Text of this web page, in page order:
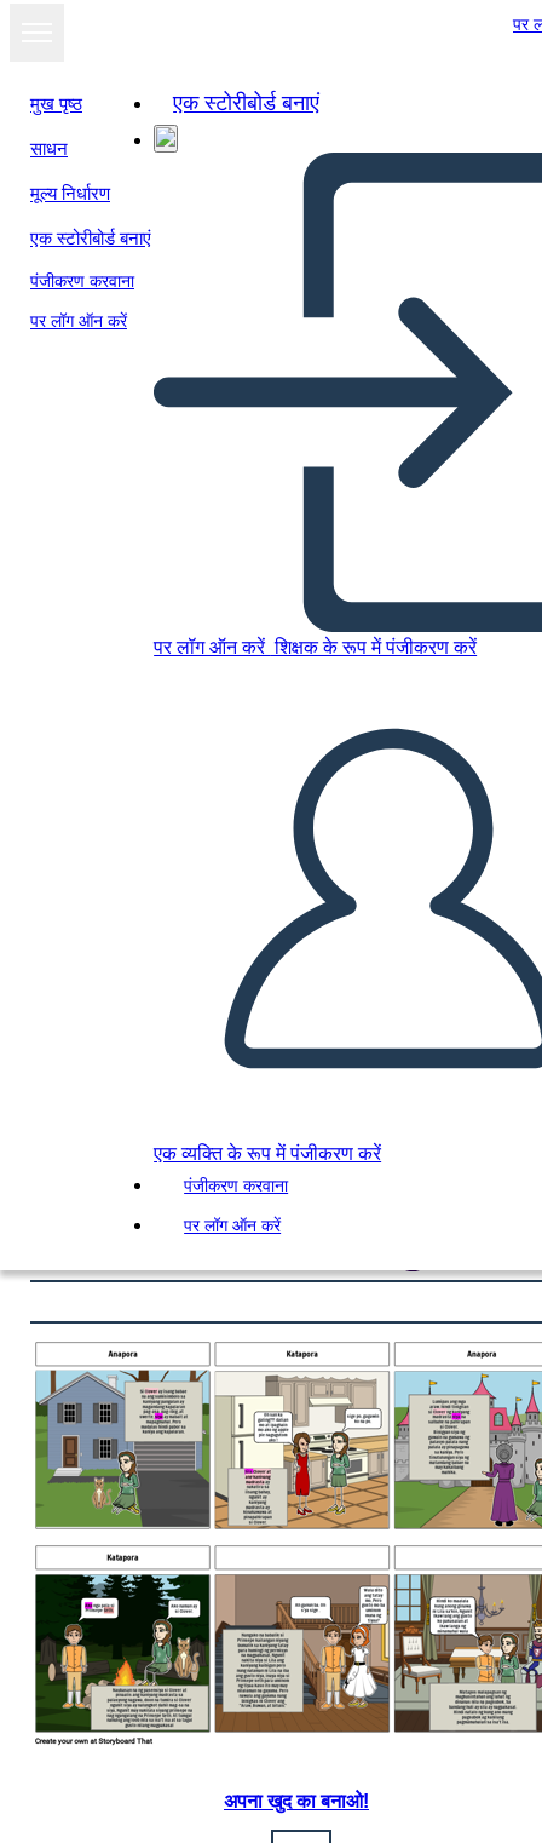
पर
मुख पृष्ठ
साधन
मूल्य निर्धारण
एक स्टोरीबोर्ड बनाएं
पंजीकरण करवाना
पर लॉग ऑन करें
एक स्टोरीबोर्ड बनाएं
पर लॉग ऑन करें शिक्षक के रूप में पंजीकरण करें
एक व्यक्ति के रूप में पंजीकरण करें
पंजीकरण करवाना
पर लॉग ऑन करें
इस स्टोरीबोर्ड को कॉपी करें
मुझे पढ़कर सुनाओ
स्लाइड शो के रूप में
देखें
अपना खुद का बनाओ!